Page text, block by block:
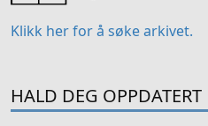
Klikk her for å søke arkivet.
HALD DEG OPPDATERT